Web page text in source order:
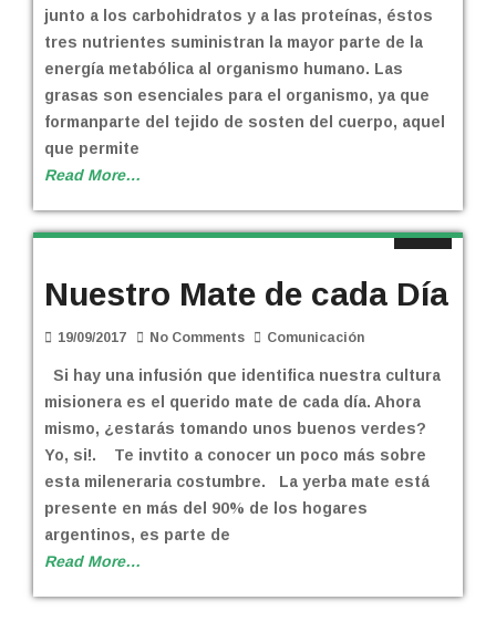
junto a los carbohidratos y a las proteínas, éstos
tres nutrientes suministran la mayor parte de la
energía metabólica al organismo humano. Las
grasas son esenciales para el organismo, ya que
formanparte del tejido de sosten del cuerpo, aquel
que permite
Read More…
Nuestro Mate de cada Día
19/09/2017 No Comments Comunicación
Si hay una infusión que identifica nuestra cultura
misionera es el querido mate de cada día. Ahora
mismo, ¿estarás tomando unos buenos verdes?
Yo, si!. Te invtito a conocer un poco más sobre
esta mileneraria costumbre. La yerba mate está
presente en más del 90% de los hogares
argentinos, es parte de
Read More…